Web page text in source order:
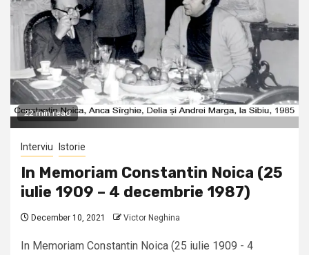
22 min read
Interviu Istorie
In Memoriam Constantin Noica (25
iulie 1909 – 4 decembrie 1987)
December 10, 2021 Victor Neghina
In Memoriam Constantin Noica (25 iulie 1909 - 4